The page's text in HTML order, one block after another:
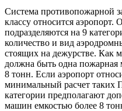
Система противопожарной
классу относится
подразделяются на 9
количество и вид
стоящих на дежурстве. Как
должна быть одна
8 тонн. Если аэропорт
минимальный расчет
категории предполагают
машин емкостью более 8